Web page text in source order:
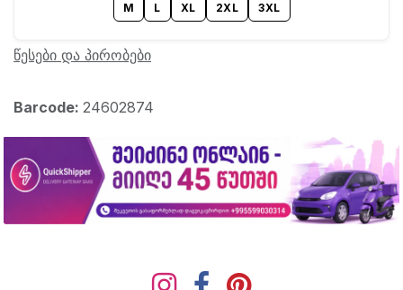
M L XL 2XL 3XL
წესები და პირობები
Barcode: 24602874